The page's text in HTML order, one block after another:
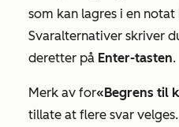
som kan lagres i en notat
Svaralternativer skriver
deretter på Enter-tasten.
Merk av for«Begrens til
tillate at flere svar velges.